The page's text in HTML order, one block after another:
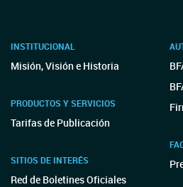
INSTITUCIONAL
Misión, Visión e Historia
PRODUCTOS Y SERVICIOS
Tarifas de Publicación
SITIOS DE INTERÉS
Red de Boletines Oficiales